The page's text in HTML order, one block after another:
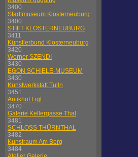
3400
Stadtmuseum Klosterneuburg
3400
STIFT KLOSTERNEUBURG
3411
Künstlerbund Klosterneuburg
3420
Werner SZENDI
3430
EGON SCHIELE-MUSEUM
3430
Kunstwerkstatt Tulln
3451
Antikhof Figl
3470
Galerie Kellergasse Thal
3481
SCHLOSS THÜRNTHAL
3482
Kunstraum Am Berg
3484